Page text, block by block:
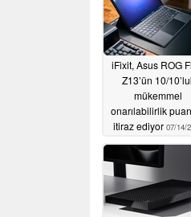
iFixit, Asus ROG
Z13’ün 10/
mükemmel
onarılabilirlik
itiraz ediyor 07/14/